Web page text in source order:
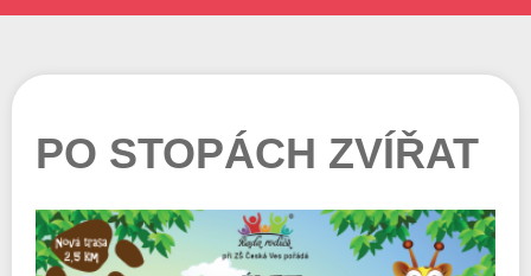
PO STOPÁCH ZVÍŘAT